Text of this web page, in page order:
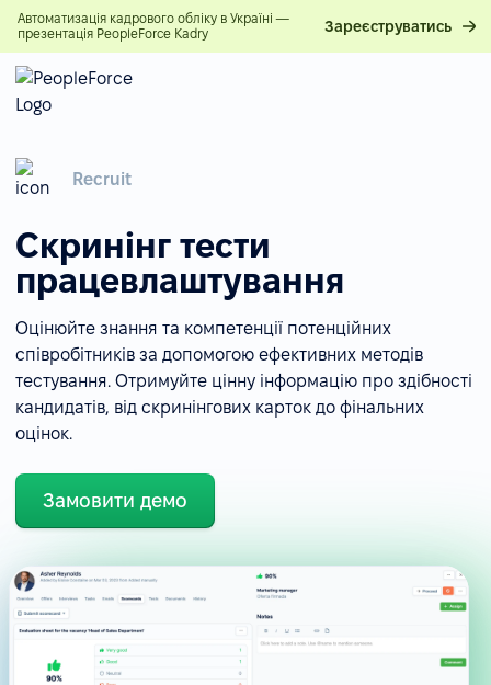
Автоматизація кадрового обліку в Україні —
презентація PeopleForce Kadry
Зареєструватись
Recruit
Скринінг тести
працевлаштування
Оцінюйте знання та компетенції потенційних
співробітників за допомогою ефективних методів
тестування. Отримуйте цінну інформацію про здібності
кандидатів, від скринінгових карток до фінальних
оцінок.
Замовити демо